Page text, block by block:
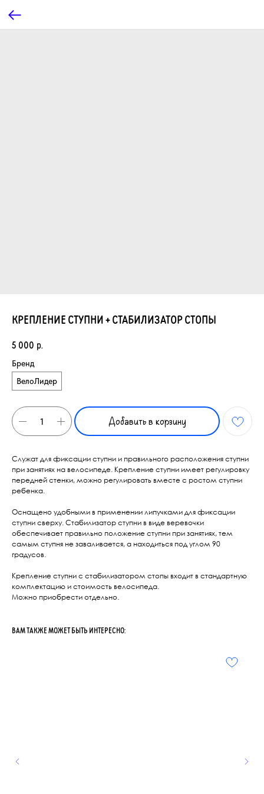
КРЕПЛЕНИЕ СТУПНИ + СТАБИЛИЗАТОР СТОПЫ
5 000 р.
Бренд
ВелоЛидер
Добавить в корзину
Служат для фиксации ступни и правильного расположения ступни
при занятиях на велосипеде. Крепление ступни имеет регулировку
передней стенки, можно регулировать вместе с ростом ступни
ребенка.
Оснащено удобными в применении липучками для фиксации
ступни сверху. Стабилизатор ступни в виде веревочки
обеспечивает правильно положение ступни при занятиях, тем
самым ступня не заваливается, а находиться под углом 90
градусов.
Крепление ступни с стабилизатором стопы входит в стандартную
комплектацию и стоимость велосипеда.
Можно приобрести отдельно.
ВАМ ТАКЖЕ МОЖЕТ БЫТЬ ИНТЕРЕСНО: